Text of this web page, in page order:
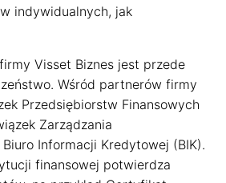
indywidualnych, jak
Visset Biznes jest przede
Wśród partnerów firmy
Przedsiębiorstw Finansowych
Zarządzania
Informacji Kredytowej (BIK).
finansowej potwierdza